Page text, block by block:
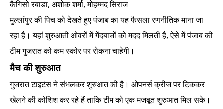
कैगिसो रबाडा, अशोक शर्मा, मोहम्मद सिराज
मुल्लांपुर की पिच को देखते हुए पंजाब का यह फैसला रणनीतिक माना जा
रहा है। यहां शुरुआती ओवरों में गेंदबाजों को मदद मिलती है, ऐसे में पंजाब की
टीम गुजरात को कम स्कोर पर रोकना चाहेगी।
मैच की शुरुआत
गुजरात टाइटंस ने संभलकर शुरुआत की है। ओपनर्स क्रीज पर टिककर
खेलने की कोशिश कर रहे हैं ताकि टीम को एक मजबूत शुरुआत मिल सके।